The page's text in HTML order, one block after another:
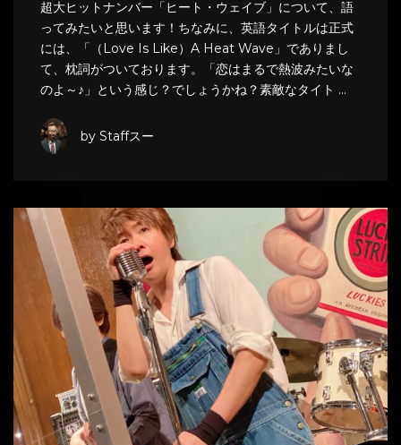
超大ヒットナンバー「ヒート・ウェイブ」について、語
ってみたいと思います！ちなみに、英語タイトルは正式
には、「（Love Is Like）A Heat Wave」でありまし
て、枕詞がついております。「恋はまるで熱波みたいな
のよ～♪」という感じ？でしょうかね？素敵なタイト …
by Staffスー